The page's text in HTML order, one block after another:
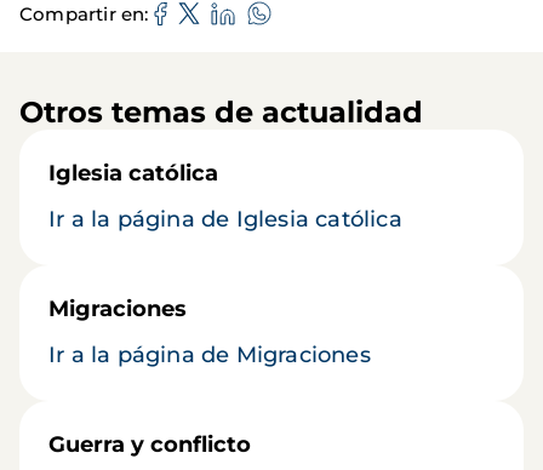
Compartir en
Otros temas de actualidad
Iglesia católica
Ir a la página de Iglesia católica
Migraciones
Ir a la página de Migraciones
Guerra y conflicto